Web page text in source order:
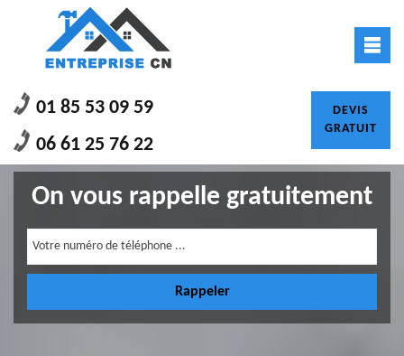
01 85 53 09 59
06 61 25 76 22
DEVIS
GRATUIT
On vous rappelle gratuitement